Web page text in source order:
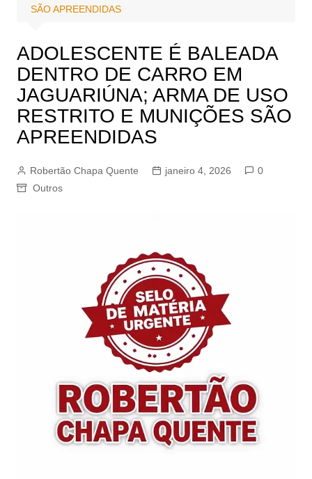
SÃO APREENDIDAS
ADOLESCENTE É BALEADA
DENTRO DE CARRO EM
JAGUARIÚNA; ARMA DE USO
RESTRITO E MUNIÇÕES SÃO
APREENDIDAS
Robertão Chapa Quente janeiro 4, 2026
0
Outros